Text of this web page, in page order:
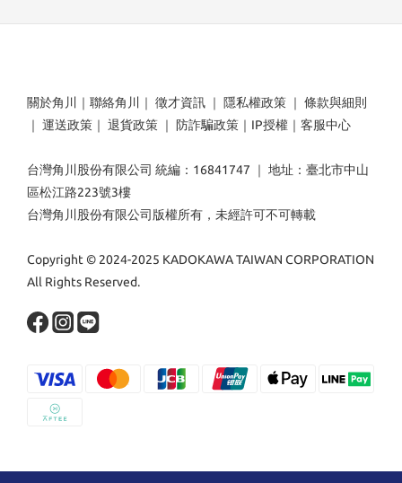
關於角川 ｜ 聯絡角川 ｜ 徵才資訊 ｜ 隱私權政策 ｜ 條款與細則
｜ 運送政策 ｜ 退貨政策 ｜ 防詐騙政策 ｜ IP授權 ｜ 客服中心
台灣角川股份有限公司 統編：16841747 ｜ 地址：臺北市中山
區松江路223號3樓
台灣角川股份有限公司版權所有，未經許可不可轉載
Copyright © 2024-2025 KADOKAWA TAIWAN CORPORATION
All Rights Reserved.